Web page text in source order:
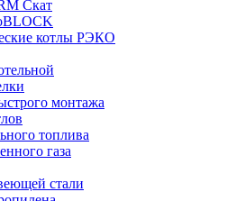
Скат
котлы РЭКО
монтажа
топлива
газа
стали